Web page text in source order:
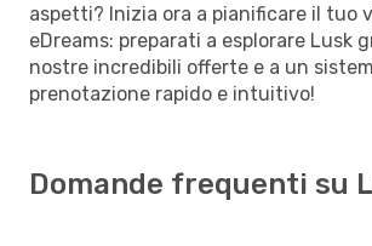
aspetti? Inizia ora a pianificare il tuo
eDreams: preparati a esplorare Lusk
nostre incredibili offerte e a un
prenotazione rapido e intuitivo!
Domande frequenti su